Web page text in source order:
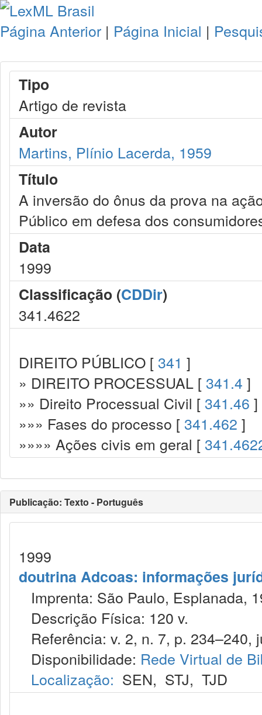
Página Anterior | Página Inicial |
Tipo
Artigo de revista
Autor
Martins, Plínio Lacerda, 1959
Título
A inversão do ônus da prova na
Público em defesa dos
Data
1999
Classificação (CDDir)
341.4622
DIREITO PÚBLICO [ 341 ]
» DIREITO PROCESSUAL [ 341.4 ]
»» Direito Processual Civil [ 341.46 ]
»»» Fases do processo [ 341.462 ]
»»»» Ações civis em geral [
Publicação: Texto - Português
1999
doutrina Adcoas: informações
Imprenta: São Paulo, Esplanada,
Descrição Física: 120 v.
Referência: v. 2, n. 7, p. 234–240,
Disponibilidade: Rede Virtual de
Localização: SEN, STJ, TJD